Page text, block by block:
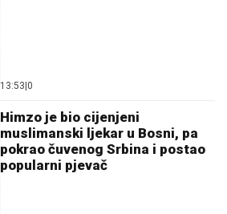
13:53 0
Himzo je bio cijenjeni
muslimanski ljekar u Bosni, pa
pokrao čuvenog Srbina i postao
popularni pjevač